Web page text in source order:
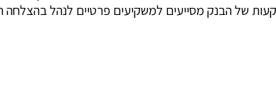
של הבנק מסייעים למשקיעים פרטיים לנהל בהצלחה